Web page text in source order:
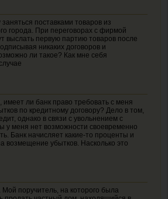
поставками товаров из
города. При переговорах с фирмой
выслать первую партию товаров после
никаких договоров и
ли такое? Как мне себя
имеет ли банк право требовать с меня
по кредитному договору? Дело в том,
однако в связи с увольнением с
у меня нет возможности своевременно
Банк начисляет какие-то проценты и
возмещение убытков. Насколько это
поручитель, на которого была